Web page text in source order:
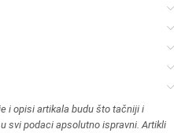
i opisi artikala budu što tačniji i
svi podaci apsolutno ispravni. Artikli